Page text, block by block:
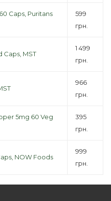
Caps, Puritans
599
грн.
Caps, MST
1 499
грн.
966
грн.
5mg 60 Veg
395
грн.
NOW Foods
999
грн.